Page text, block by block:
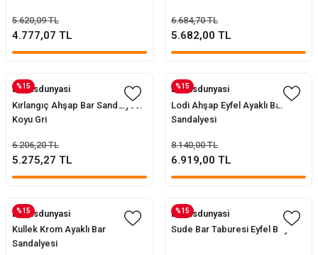
5.620,09 TL
4.777,07 TL
6.684,70 TL
5.682,00 TL
%15
Evofisdunyasi
Kırlangıç Ahşap Bar Sandalyesi
Koyu Gri
6.206,20 TL
5.275,27 TL
%15
Evofisdunyasi
Lodi Ahşap Eyfel Ayaklı Bar
Sandalyesi
8.140,00 TL
6.919,00 TL
%15
Evofisdunyasi
Kullek Krom Ayaklı Bar
Sandalyesi
%15
Evofisdunyasi
Sude Bar Taburesi Eyfel Boyalı